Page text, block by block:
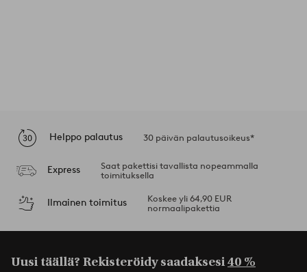
Helppo palautus 30 päivän palautusoikeus*
Express
Saat pakettisi tavallista nopeammalla
toimituksella
Ilmainen toimitus
Koskee yli 64,90 EUR
normaalipakettia
Uusi täällä? Rekisteröidy saadaksesi40 %